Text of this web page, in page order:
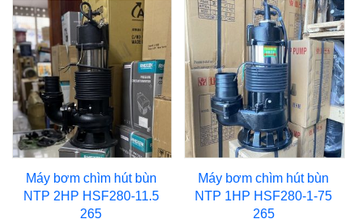
Máy bơm chìm hút bùn
NTP 2HP HSF280-11.5
265
Máy bơm chìm hút bùn
NTP 1HP HSF280-1-75
265